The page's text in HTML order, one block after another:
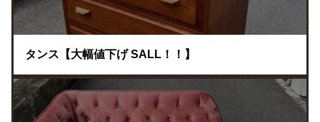
タンス【大幅値下げ SALL！！】